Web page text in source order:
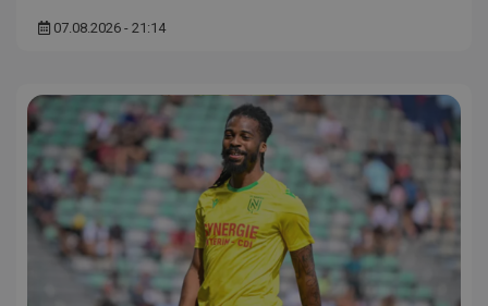
07.08.2026 - 21:14